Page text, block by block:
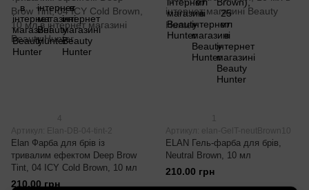
Артикул: Elan-DB-04-tint-2
Elan Фарба для брів із
тривалим ефектом Deep Brow
Tint, 04 ICY Cold Brown, 10 мл
210.00 грн
Артикул: elan-GelT-neutBrown10
ELAN Гель-фарба для брів,
Neutral Brown, 10 мл
210.00 грн